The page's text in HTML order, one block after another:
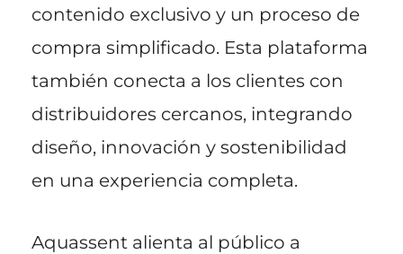
contenido exclusivo y un proceso de
compra simplificado. Esta plataforma
también conecta a los clientes con
distribuidores cercanos, integrando
diseño, innovación y sostenibilidad
en una experiencia completa.
Aquassent alienta al público a